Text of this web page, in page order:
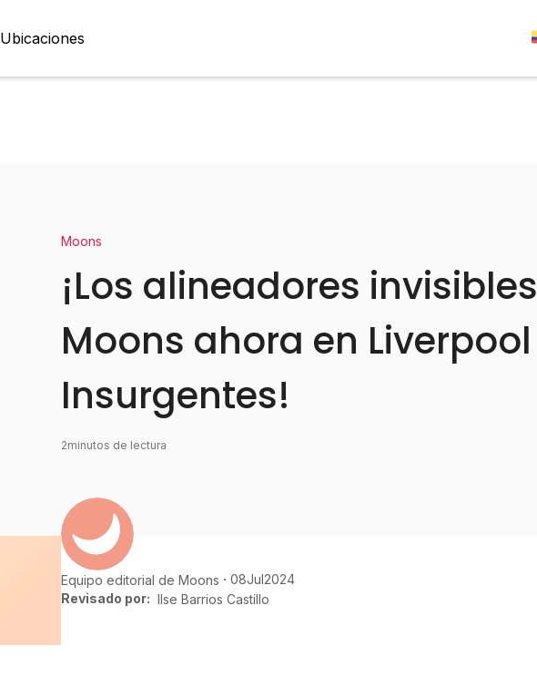
Ubicaciones
Moons
¡Los alineadores invisibles
Moons ahora en Liverpool
Insurgentes!
2minutos de lectura
Equipo editorial de Moons 08Jul2024
Revisado por: Ilse Barrios Castillo